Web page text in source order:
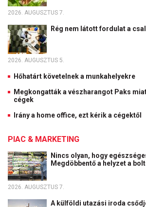
2026. AUGUSZTUS 7.
Rég nem látott fordulat a
2026. AUGUSZTUS 5.
Hőhatárt követelnek a munkahelyekre
Megkongatták a vészharangot Paks
cégek
Irány a home office, ezt kérik a cégektől
PIAC & MARKETING
Nincs olyan, hogy
Megdöbbentő a helyzet a
2026. AUGUSZTUS 7.
A külföldi utazási iroda